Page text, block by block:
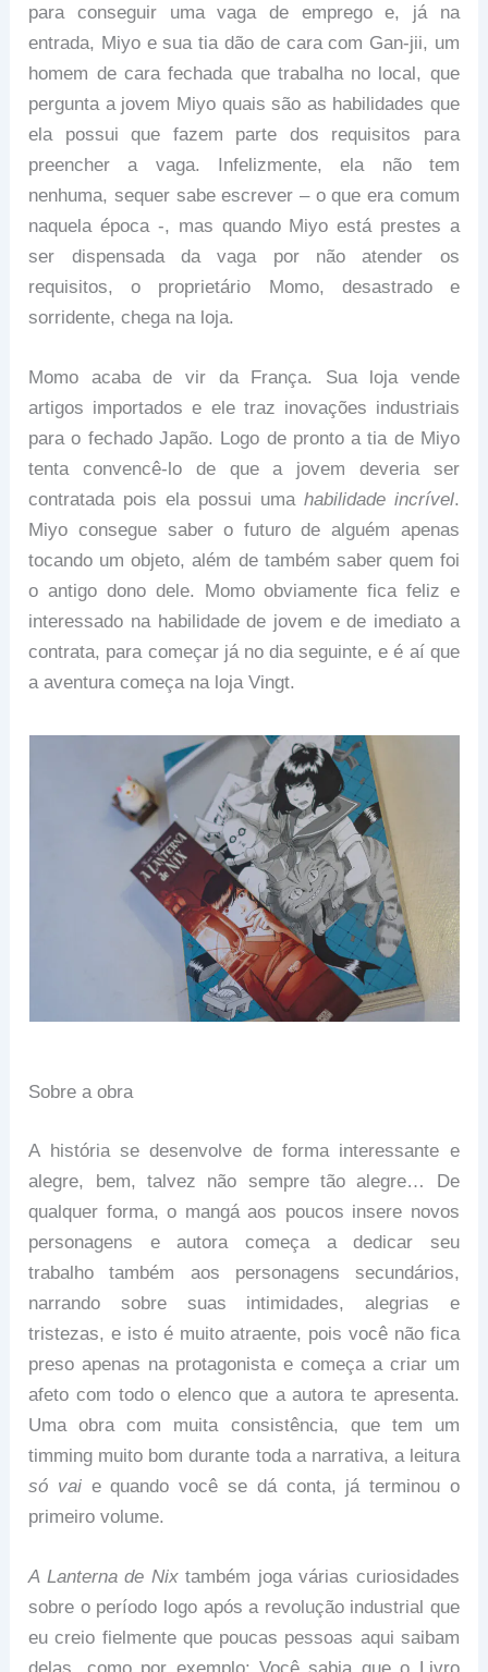
para conseguir uma vaga de emprego e, já na
entrada, Miyo e sua tia dão de cara com Gan-jii, um
homem de cara fechada que trabalha no local, que
pergunta a jovem Miyo quais são as habilidades que
ela possui que fazem parte dos requisitos para
preencher a vaga. Infelizmente, ela não tem
nenhuma, sequer sabe escrever – o que era comum
naquela época -, mas quando Miyo está prestes a
ser dispensada da vaga por não atender os
requisitos, o proprietário Momo, desastrado e
sorridente, chega na loja.
Momo acaba de vir da França. Sua loja vende
artigos importados e ele traz inovações industriais
para o fechado Japão. Logo de pronto a tia de Miyo
tenta convencê-lo de que a jovem deveria ser
contratada pois ela possui uma habilidade incrível.
Miyo consegue saber o futuro de alguém apenas
tocando um objeto, além de também saber quem foi
o antigo dono dele. Momo obviamente fica feliz e
interessado na habilidade de jovem e de imediato a
contrata, para começar já no dia seguinte, e é aí que
a aventura começa na loja Vingt.
Sobre a obra
A história se desenvolve de forma interessante e
alegre, bem, talvez não sempre tão alegre… De
qualquer forma, o mangá aos poucos insere novos
personagens e autora começa a dedicar seu
trabalho também aos personagens secundários,
narrando sobre suas intimidades, alegrias e
tristezas, e isto é muito atraente, pois você não fica
preso apenas na protagonista e começa a criar um
afeto com todo o elenco que a autora te apresenta.
Uma obra com muita consistência, que tem um
timming muito bom durante toda a narrativa, a leitura
só vaie quando você se dá conta, já terminou o
primeiro volume.
A Lanterna de Nixtambém joga várias curiosidades
sobre o período logo após a revolução industrial que
eu creio fielmente que poucas pessoas aqui saibam